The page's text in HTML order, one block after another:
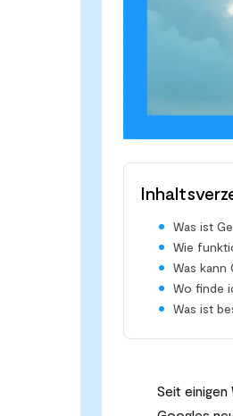
Was ist
Wie
Was kann
Wo finde
Was ist
Seit